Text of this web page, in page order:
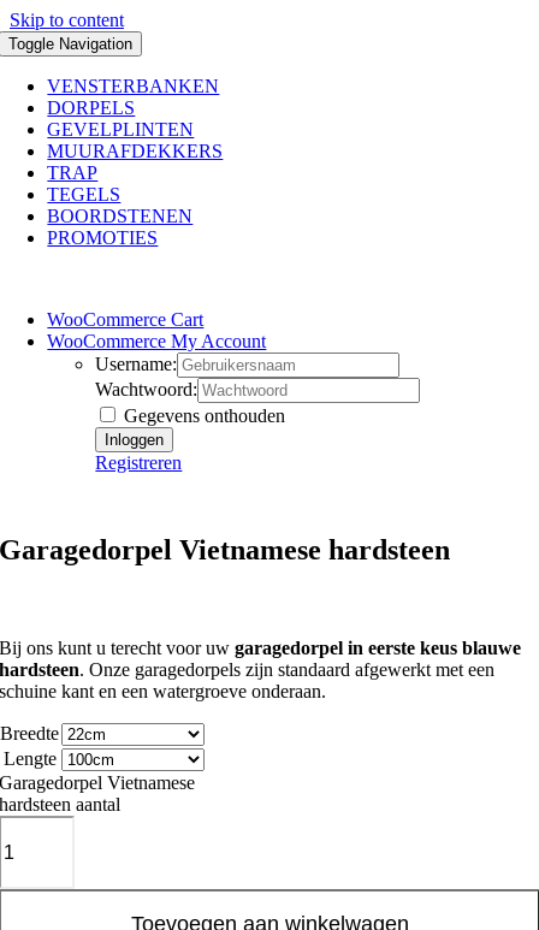
Skip to content
Toggle Navigation
VENSTERBANKEN
DORPELS
GEVELPLINTEN
MUURAFDEKKERS
TRAP
TEGELS
BOORDSTENEN
PROMOTIES
WooCommerce Cart
WooCommerce My Account
Username:
Wachtwoord:
Gegevens onthouden
Registreren
Garagedorpel Vietnamese hardsteen
Bij ons kunt u terecht voor uwgaragedorpel in eerste keus blauwe
hardsteen. Onze garagedorpels zijn standaard afgewerkt met een
schuine kant en een watergroeve onderaan.
Breedte
Lengte
Garagedorpel Vietnamese
hardsteen aantal
Toevoegen aan winkelwagen